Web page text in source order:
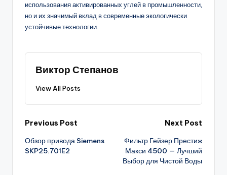
использования активированных углей в промышленности,
но и их значимый вклад в современные экологически
устойчивые технологии.
Виктор Степанов
View All Posts
Post
navigation
Previous Post
Обзор привода Siemens
SKP25.701E2
Next Post
Фильтр Гейзер Престиж
Макси 4500 — Лучший
Выбор для Чистой Воды